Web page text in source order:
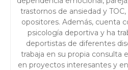
trastornos de ansiedad y
opositores. Además, cuenta
psicología deportiva y ha
deportistas de diferentes
trabaja en su propia consulta
en proyectos interesantes y